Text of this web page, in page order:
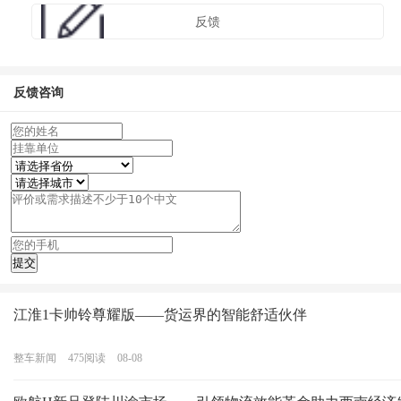
反馈
反馈咨询
江淮1卡帅铃尊耀版——货运界的智能舒适伙伴
整车新闻 475阅读 08-08